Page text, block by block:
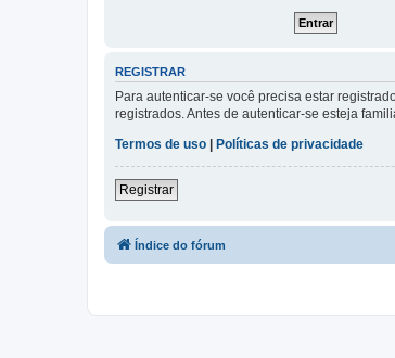
REGISTRAR
Para autenticar-se você precisa estar
registrados. Antes de autenticar-se esteja
Termos de uso
Políticas de privacidade
Registrar
Índice do fórum